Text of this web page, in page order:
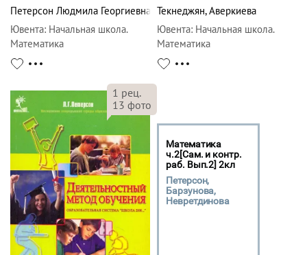
Петерсон Людмила Георгиевна
Ювента: Начальная школа.
Математика
Текнеджян,Аверкиева
Ювента: Начальная школа.
Математика
1 рец.
13 фото
Математика
ч.2[Сам. и контр.
раб. Вып.2] 2кл
Петерсон,
Барзунова,
Невретдинова